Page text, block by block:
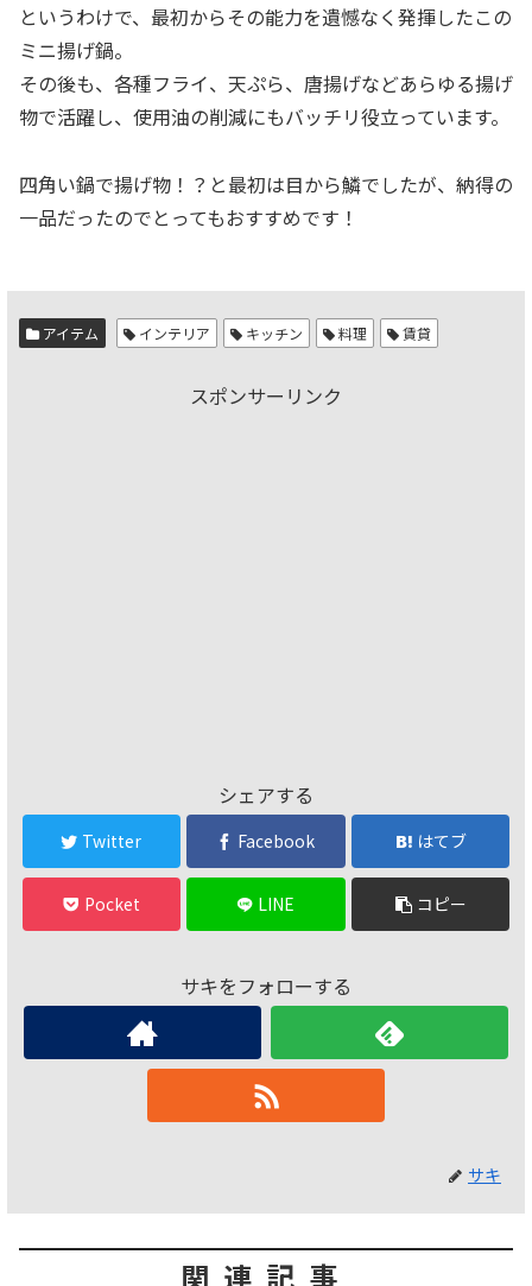
というわけで、最初からその能力を遺憾なく発揮したこの
ミニ揚げ鍋。
その後も、各種フライ、天ぷら、唐揚げなどあらゆる揚げ
物で活躍し、使用油の削減にもバッチリ役立っています。
四角い鍋で揚げ物！？と最初は目から鱗でしたが、納得の
一品だったのでとってもおすすめです！
アイテム インテリア キッチン 料理 賃貸
スポンサーリンク
シェアする
Twitter Facebook はてブ
Pocket LINE コピー
サキをフォローする
サキ
関連記事